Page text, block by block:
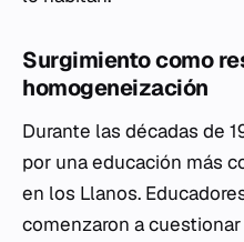
Surgimiento como
homogeneización
Durante las décadas de
por una educación más
en los Llanos.
comenzaron a